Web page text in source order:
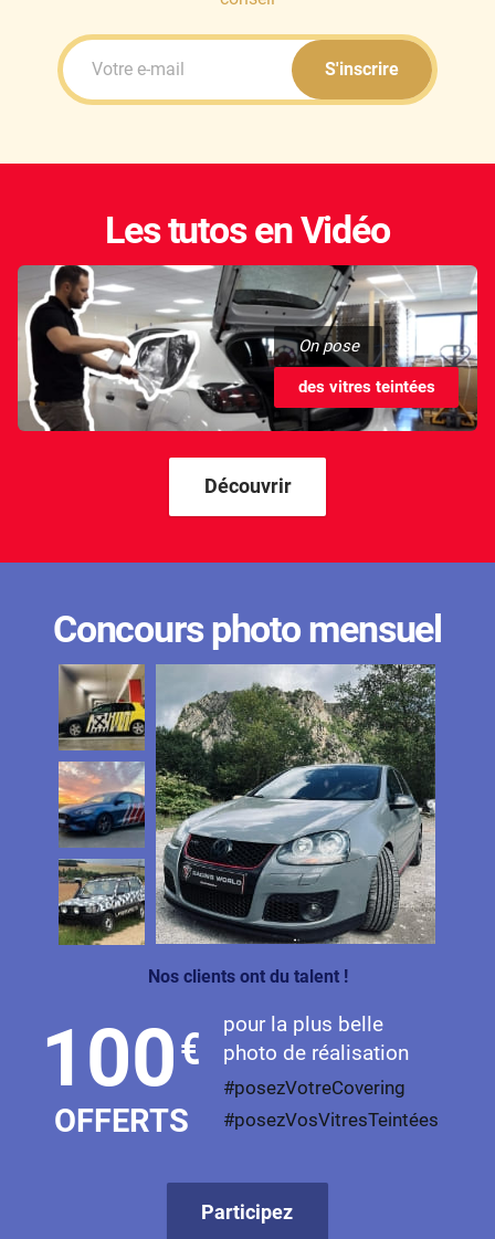
S'inscrire
Les tutos en Vidéo
On pose
des vitres teintées
Découvrir
Concours photo mensuel
Nos clients ont du talent !
100€
OFFERTS
pour la plus belle
photo de réalisation
#posezVotreCovering
#posezVosVitresTeintées
Participez